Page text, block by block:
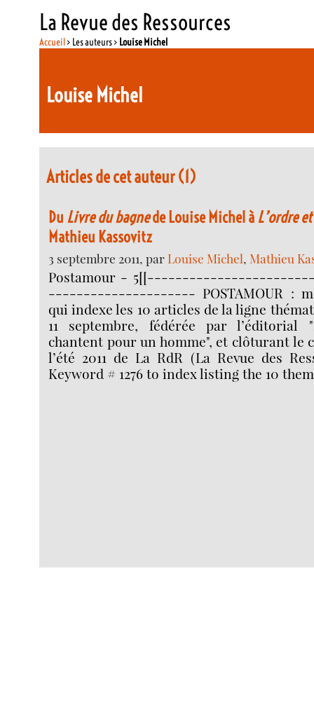
La Revue des Ressources
Accueil> Les auteurs > Louise Michel
Louise Michel
Articles de cet auteur (1)
Du Livre du bagnede Louise Michel àL’ordre
Mathieu Kassovitz
3 septembre 2011, parLouise Michel,Mathieu
Postamour -
--------------------- POSTAMOUR :
qui indexe les 10 articles de la ligne
11 septembre, fédérée par l’éditorial
chantent pour un homme", et clôturant le
l’été 2011 de La RdR (La Revue des
Keyword # 1276 to index listing the 10